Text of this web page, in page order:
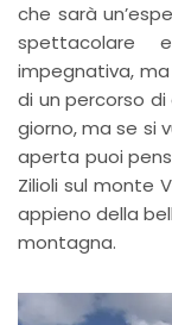
che sarà
spettacolare
impegnativa,
di un percorso
giorno, ma se si
aperta puoi
Zilioli sul monte
appieno della
montagna.